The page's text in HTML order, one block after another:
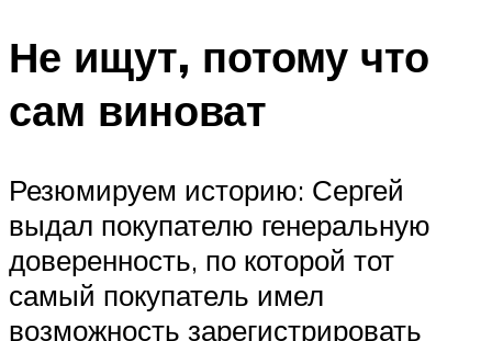
Не ищут, потому что
сам виноват
Резюмируем историю: Сергей
выдал покупателю генеральную
доверенность, по которой тот
самый покупатель имел
возможность зарегистрировать